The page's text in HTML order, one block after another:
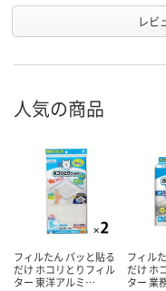
レビ
人気の商品
フィルたん パッと貼る
だけ ホコリとりフィル
ター 東洋アルミ…
フィル
だけ ホ
ター 業